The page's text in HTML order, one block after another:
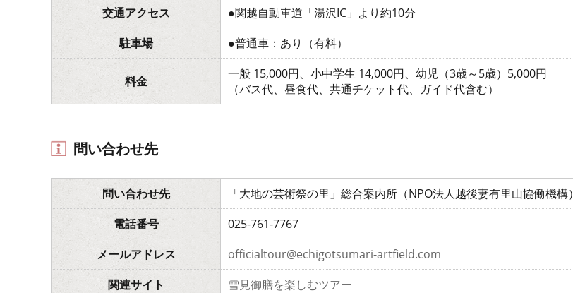
交通アクセス
●関越自動車道「湯沢IC」より約10分
駐車場
●普通車：あり（有料）
料金
一般 15,000円、小中学生 14,000円、幼児（3歳～5歳）5,000円
（バス代、昼食代、共通チケット代、ガイド代含む）
問い合わせ先
問い合わせ先
「大地の芸術祭の里」総合案内所（NPO法人越後妻有里山協働機構）
電話番号
025-761-7767
メールアドレス
officialtour@echigotsumari-artfield.com
関連サイト
雪見御膳を楽しむツアー